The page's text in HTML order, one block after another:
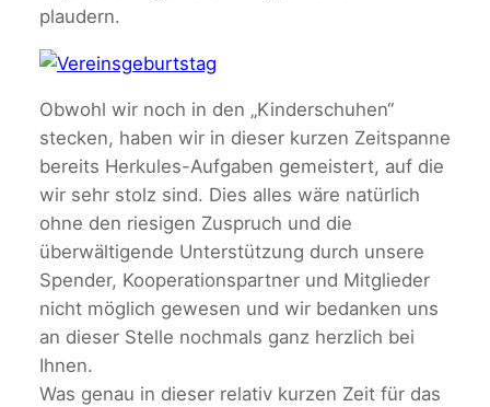
plaudern.
Obwohl wir noch in den „Kinderschuhen“
stecken, haben wir in dieser kurzen Zeitspanne
bereits Herkules-Aufgaben gemeistert, auf die
wir sehr stolz sind. Dies alles wäre natürlich
ohne den riesigen Zuspruch und die
überwältigende Unterstützung durch unsere
Spender, Kooperationspartner und Mitglieder
nicht möglich gewesen und wir bedanken uns
an dieser Stelle nochmals ganz herzlich bei
Ihnen.
Was genau in dieser relativ kurzen Zeit für das